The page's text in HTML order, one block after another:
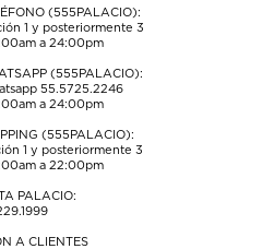
(555PALACIO):
1 y posteriormente 3
a 24:00pm
(555PALACIO):
55.5725.2246
a 24:00pm
(555PALACIO):
1 y posteriormente 3
a 22:00pm
PALACIO:
A CLIENTES